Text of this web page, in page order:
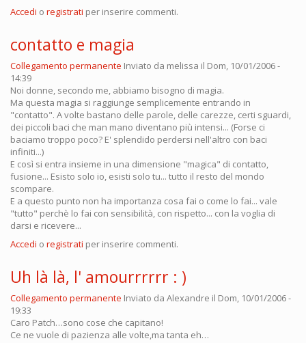
Accedi o registrati per inserire commenti.
contatto e magia
Collegamento permanente Inviato da melissa il Dom, 10/01/2006 -
14:39
Noi donne, secondo me, abbiamo bisogno di magia.
Ma questa magia si raggiunge semplicemente entrando in
"contatto". A volte bastano delle parole, delle carezze, certi sguardi,
dei piccoli baci che man mano diventano più intensi... (Forse ci
baciamo troppo poco? E' splendido perdersi nell'altro con baci
infiniti...)
E così si entra insieme in una dimensione "magica" di contatto,
fusione... Esisto solo io, esisti solo tu... tutto il resto del mondo
scompare.
E a questo punto non ha importanza cosa fai o come lo fai... vale
"tutto" perchè lo fai con sensibilità, con rispetto... con la voglia di
darsi e ricevere...
Accedi o registrati per inserire commenti.
Uh là là, l' amourrrrrr : )
Collegamento permanente Inviato da Alexandre il Dom, 10/01/2006 -
19:33
Caro Patch…sono cose che capitano!
Ce ne vuole di pazienza alle volte,ma tanta eh…